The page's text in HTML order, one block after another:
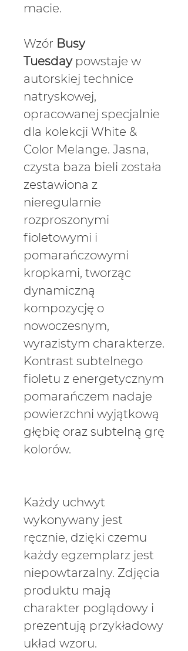
macie.
Wzór Busy
Tuesdaypowstaje w
autorskiej technice
natryskowej,
opracowanej specjalnie
dla kolekcji White &
Color Melange. Jasna,
czysta baza bieli została
zestawiona z
nieregularnie
rozproszonymi
fioletowymi i
pomarańczowymi
kropkami, tworząc
dynamiczną
kompozycję o
nowoczesnym,
wyrazistym charakterze.
Kontrast subtelnego
fioletu z energetycznym
pomarańczem nadaje
powierzchni wyjątkową
głębię oraz subtelną grę
kolorów.
Każdy uchwyt
wykonywany jest
ręcznie, dzięki czemu
każdy egzemplarz jest
niepowtarzalny. Zdjęcia
produktu mają
charakter poglądowy i
prezentują przykładowy
układ wzoru.